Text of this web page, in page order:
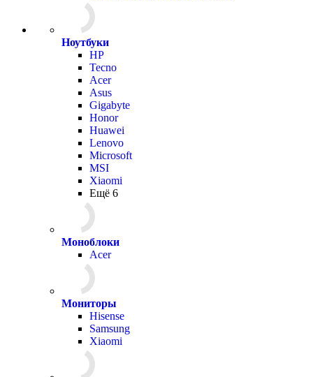
Ноутбуки
HP
Tecno
Acer
Asus
Gigabyte
Honor
Huawei
Lenovo
Microsoft
MSI
Xiaomi
Ещё 6
Моноблоки
Acer
Мониторы
Hisense
Samsung
Xiaomi